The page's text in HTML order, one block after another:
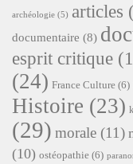
archéologie (5) articles
documentaire (8)
esprit critique
(24) France Culture (6)
Histoire (23)
(29) morale (11)
(10) ostéopathie (6)